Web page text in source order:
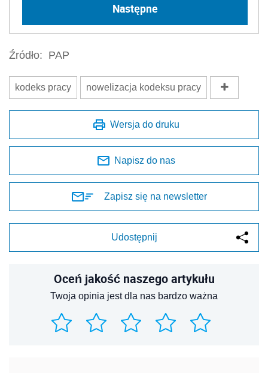
Następne
Źródło: PAP
kodeks pracy nowelizacja kodeksu pracy
Wersja do druku
Napisz do nas
Zapisz się na newsletter
Udostępnij
Oceń jakość naszego artykułu
Twoja opinia jest dla nas bardzo ważna